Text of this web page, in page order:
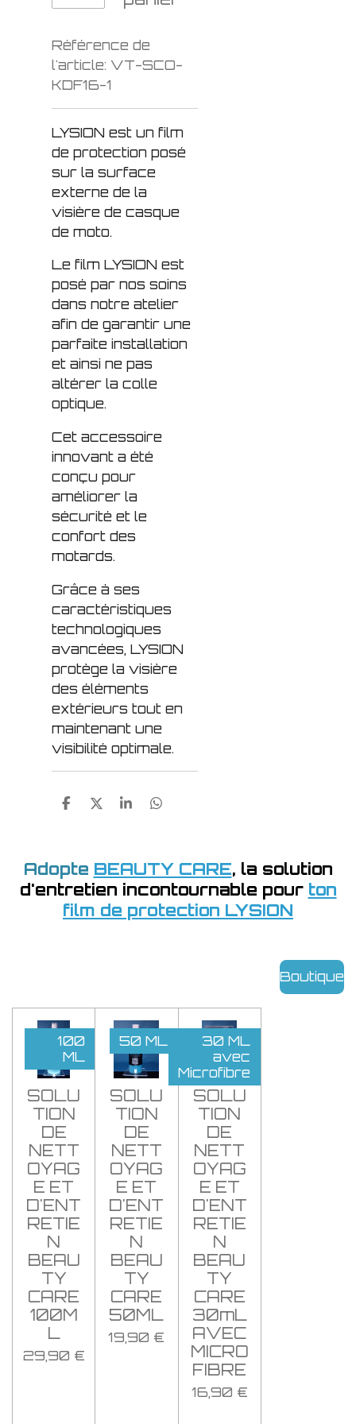
Référence de
l'article: VT-SCO-
KDF16-1
LYSION est un film
de protection posé
sur la surface
externe de la
visière de casque
de moto.
Le film LYSION est
posé par nos soins
dans notre atelier
afin de garantir une
parfaite installation
et ainsi ne pas
altérer la colle
optique.
Cet accessoire
innovant a été
conçu pour
améliorer la
sécurité et le
confort des
motards.
Grâce à ses
caractéristiques
technologiques
avancées, LYSION
protège la visière
des éléments
extérieurs tout en
maintenant une
visibilité optimale.
P
a
g
e
r
P
a
g
e
P
a
g
e
r
P
a
g
e
r
Adopte BEAUTY CARE, la solution
d'entretien incontournable pour ton
film de protection LYSION
Boutique
100
ML
SOLU
TION
DE
NETT
OYAG
E ET
D'ENT
RETIE
N
BEAU
TY
CARE
100M
L
29,90 €
50 ML
SOLU
TION
DE
NETT
OYAG
E ET
D'ENT
RETIE
N
BEAU
TY
CARE
50ML
19,90 €
30 ML
avec
Microfibre
SOLU
TION
DE
NETT
OYAG
E ET
D'ENT
RETIE
N
BEAU
TY
CARE
30mL
AVEC
MICRO
FIBRE
16,90 €